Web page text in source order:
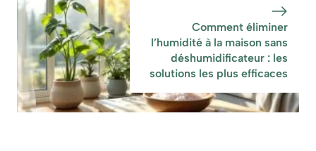
Comment éliminer
l’humidité à la maison sans
déshumidificateur : les
solutions les plus efficaces